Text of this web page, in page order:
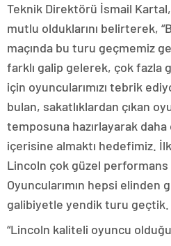
Teknik Direktörü İsmail
mutlu olduklarını belirterek,
maçında bu turu geçmemiz
farklı galip gelerek, çok fazla
için oyuncularımızı tebrik
bulan, sakatlıklardan çıkan
temposuna hazırlayarak
içerisine almaktı hedefimiz.
Lincoln çok güzel performans
Oyuncularımın hepsi elinden
galibiyetle yendik turu geçtik.
“Lincoln kaliteli oyuncu